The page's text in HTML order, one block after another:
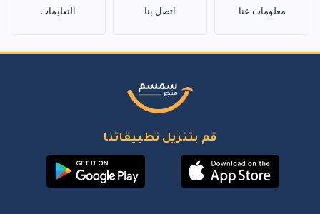
معلومات عنا اتصل بنا التعليمات
قم بتنزيل تطبيقاتنا